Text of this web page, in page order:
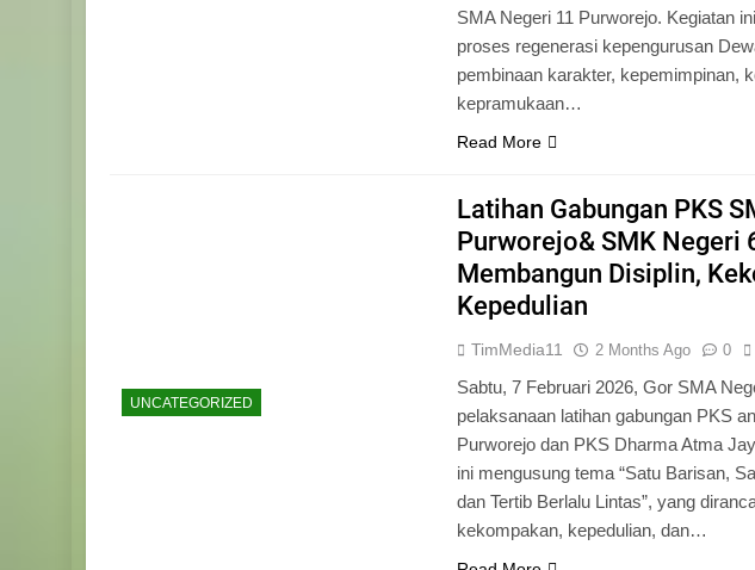
SMA Negeri 11 Purworejo. Kegiatan
proses regenerasi kepengurusan
pembinaan karakter, kepemimpinan,
kepramukaan…
Read More
UNCATEGORIZED
Latihan Gabungan PKS
Purworejo& SMK Negeri
Membangun Disiplin,
Kepedulian
TimMedia11 2 Months Ago 0
Sabtu, 7 Februari 2026, Gor SMA
pelaksanaan latihan gabungan PKS
Purworejo dan PKS Dharma Atma
ini mengusung tema “Satu Barisan,
dan Tertib Berlalu Lintas”, yang
kekompakan, kepedulian, dan…